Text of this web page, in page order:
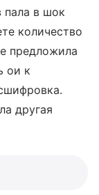
пала в шок
количество
предложила
ои к
другая